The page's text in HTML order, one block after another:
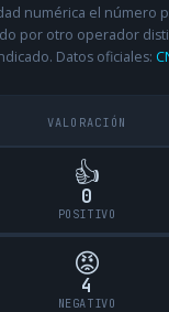
numérica el número
por otro operador
Datos oficiales:
VALORACIÓN
👍
0
POSITIVO
😡
4
NEGATIVO